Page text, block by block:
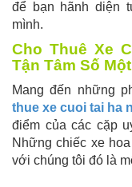
để bạn hãnh diện
mình.
Cho Thuê Xe
Tận Tâm Số Một
Mang đến những
thue xe cuoi tai ha
điểm của các cặp
Những chiếc xe
với chúng tôi đó là